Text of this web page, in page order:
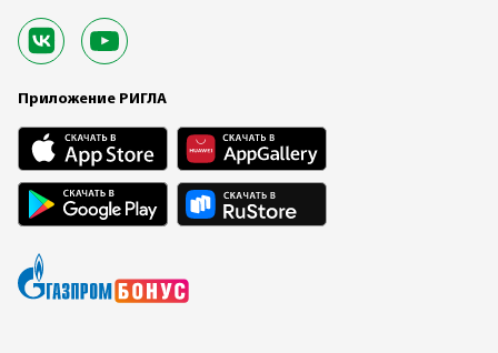
Приложение РИГЛА